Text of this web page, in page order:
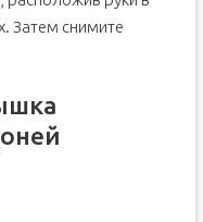
Затем снимите